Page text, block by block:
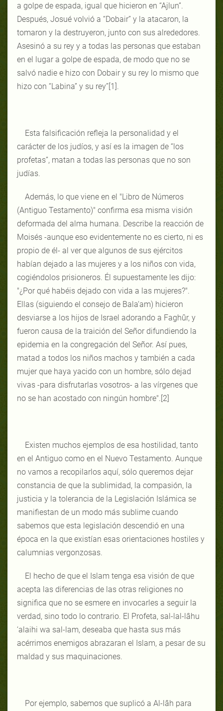
a golpe de espada, igual que hicieron en “Ajlun”.
Después, Josué volvió a “Dobair” y la atacaron, la
tomaron y la destruyeron, junto con sus alrededores.
Asesinó a su rey y a todas las personas que estaban
en el lugar a golpe de espada, de modo que no se
salvó nadie e hizo con Dobair y su rey lo mismo que
hizo con “Labina” y su rey”[1].
Esta falsificación refleja la personalidad y el
carácter de los judíos, y así es la imagen de “los
profetas”, matan a todas las personas que no son
judías.
Además, lo que viene en el "Libro de Números
(Antiguo Testamento)" confirma esa misma visión
deformada del alma humana. Describe la reacción de
Moisés -aunque eso evidentemente no es cierto, ni es
propio de él- al ver que algunos de sus ejércitos
habían dejado a las mujeres y a los niños con vida,
cogiéndolos prisioneros. Él supuestamente les dijo:
"¿Por qué habéis dejado con vida a las mujeres?".
Ellas (siguiendo el consejo de Bala‘am) hicieron
desviarse a los hijos de Israel adorando a Faghûr, y
fueron causa de la traición del Señor difundiendo la
epidemia en la congregación del Señor. Así pues,
matad a todos los niños machos y también a cada
mujer que haya yacido con un hombre, sólo dejad
vivas -para disfrutarlas vosotros- a las vírgenes que
no se han acostado con ningún hombre".[2]
Existen muchos ejemplos de esa hostilidad, tanto
en el Antiguo como en el Nuevo Testamento. Aunque
no vamos a recopilarlos aquí, sólo queremos dejar
constancia de que la sublimidad, la compasión, la
justicia y la tolerancia de la Legislación Islámica se
manifiestan de un modo más sublime cuando
sabemos que esta legislación descendió en una
época en la que existían esas orientaciones hostiles y
calumnias vergonzosas.
El hecho de que el Islam tenga esa visión de que
acepta las diferencias de las otras religiones no
significa que no se esmere en invocarles a seguir la
verdad, sino todo lo contrario. El Profeta, sal-lal-lâhu
‘alaihi wa sal-lam, deseaba que hasta sus más
acérrimos enemigos abrazaran el Islam, a pesar de su
maldad y sus maquinaciones.
Por ejemplo, sabemos que suplicó a Al-lâh para